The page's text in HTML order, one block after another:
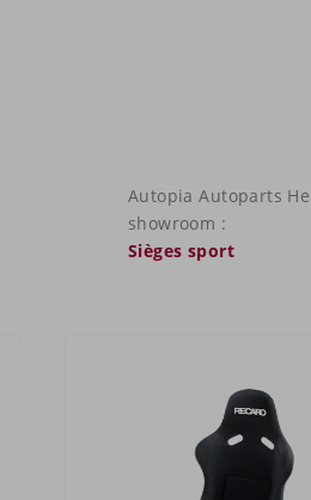
Autopia Autoparts
showroom :
Sièges sport